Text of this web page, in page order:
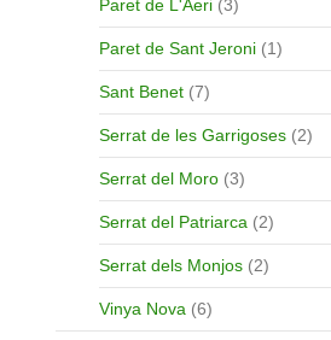
Paret de L'Aeri (3)
Paret de Sant Jeroni (1)
Sant Benet (7)
Serrat de les Garrigoses (2)
Serrat del Moro (3)
Serrat del Patriarca (2)
Serrat dels Monjos (2)
Vinya Nova (6)